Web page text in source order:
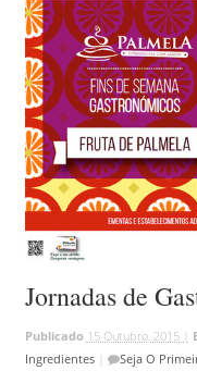
Jornadas de
Publicado 15 Outubro, 2015 |
Ingredientes| Seja O